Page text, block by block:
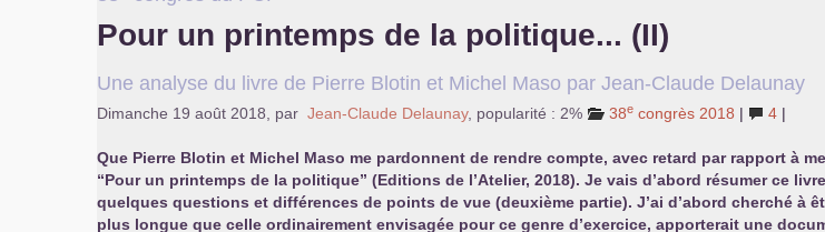
Pour un printemps de la politique... (II)
Une analyse du livre de Pierre Blotin et Michel Maso par Jean-Claude Delaunay
Dimanche 19 août 2018 par Jean-Claude Delaunay, popularité : 2% 38e congrès 2018 | 4 |
Que Pierre Blotin et Michel Maso me pardonnent de rendre compte, avec retard par rapport à
“Pour un printemps de la politique” (Editions de l’Atelier, 2018). Je vais d’abord résumer ce
quelques questions et différences de points de vue (deuxième partie). J’ai d’abord cherché à
plus longue que celle ordinairement envisagée pour ce genre d’exercice, apporterait une